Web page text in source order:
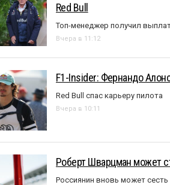
Red Bull
Топ-менеджер получил
Вчера в 11:12
F1-Insider: Фернандо
Red Bull спас карьеру пилота
Вчера в 10:11
Роберт Шварцман может
Россиянин вновь может сесть